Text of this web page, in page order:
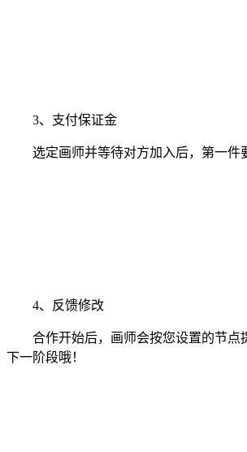
3、支付保证金
选定画师并等待对方加入后，第一件要
4、反馈修改
合作开始后，画师会按您设置的节点提
下一阶段哦！